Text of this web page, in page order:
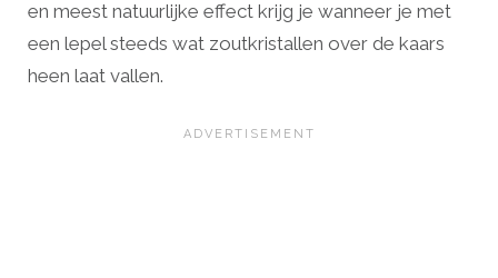
en meest natuurlijke effect krijg je wanneer je met
een lepel steeds wat zoutkristallen over de kaars
heen laat vallen.